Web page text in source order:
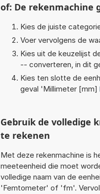
of: De rekenmachine
Kies de juiste
Voer vervolgens de
Kies uit de keuzelijst
-- converteren, in dit
Kies ten slotte de
geval 'Millimeter [mm]
Gebruik de volledige
te rekenen
Met deze rekenmachine is
meeteenheid die moet
volledige naam van de
'Femtometer' of 'fm'.